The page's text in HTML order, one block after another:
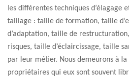
les différentes techniques d’élagage
taillage : taille de formation, taille
d’adaptation, taille de
risques, taille d’éclaircissage, taille
par leur métier. Nous demeurons à
propriétaires qui eux sont souvent